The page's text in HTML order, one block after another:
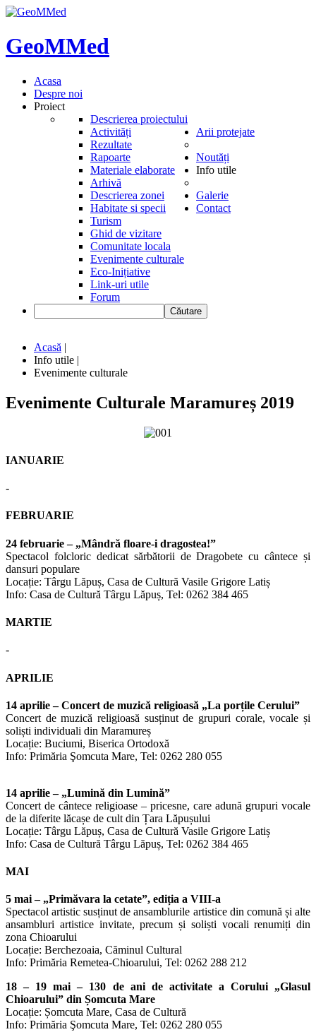
GeoMMed
Acasa
Despre noi
Proiect
Descrierea proiectului
Activități
Rezultate
Rapoarte
Materiale elaborate
Arhivă
Arii protejate
Descrierea zonei
Habitate si specii
Turism
Ghid de vizitare
Noutăți
Info utile
Comunitate locala
Evenimente culturale
Eco-Inițiative
Link-uri utile
Forum
Galerie
Contact
Căutare
Acasă |
Info utile |
Evenimente culturale
Evenimente Culturale Maramureș 2019
IANUARIE
-
FEBRUARIE
24 februarie – „Mândră floare-i dragostea!”
Spectacol folcloric dedicat sărbătorii de Dragobete cu cântece și
dansuri populare
Locație: Târgu Lăpuș, Casa de Cultură Vasile Grigore Latiș
Info: Casa de Cultură Târgu Lăpuș, Tel: 0262 384 465
MARTIE
-
APRILIE
14 aprilie – Concert de muzică religioasă „La porțile Cerului”
Concert de muzică religioasă susținut de grupuri corale, vocale și
soliști individuali din Maramureș
Locație: Buciumi, Biserica Ortodoxă
Info: Primăria Şomcuta Mare, Tel: 0262 280 055
14 aprilie – „Lumină din Lumină”
Concert de cântece religioase – pricesne, care adună grupuri vocale
de la diferite lăcașe de cult din Țara Lăpușului
Locație: Târgu Lăpuș, Casa de Cultură Vasile Grigore Latiș
Info: Casa de Cultură Târgu Lăpuș, Tel: 0262 384 465
MAI
5 mai – „Primăvara la cetate”, ediția a VIII-a
Spectacol artistic susținut de ansamblurile artistice din comună și alte
ansambluri artistice invitate, precum și soliști vocali renumiți din
zona Chioarului
Locație: Berchezoaia, Căminul Cultural
Info: Primăria Remetea-Chioarului, Tel: 0262 288 212
18 – 19 mai – 130 de ani de activitate a Corului „Glasul
Chioarului” din Șomcuta Mare
Locație: Șomcuta Mare, Casa de Cultură
Info: Primăria Şomcuta Mare, Tel: 0262 280 055